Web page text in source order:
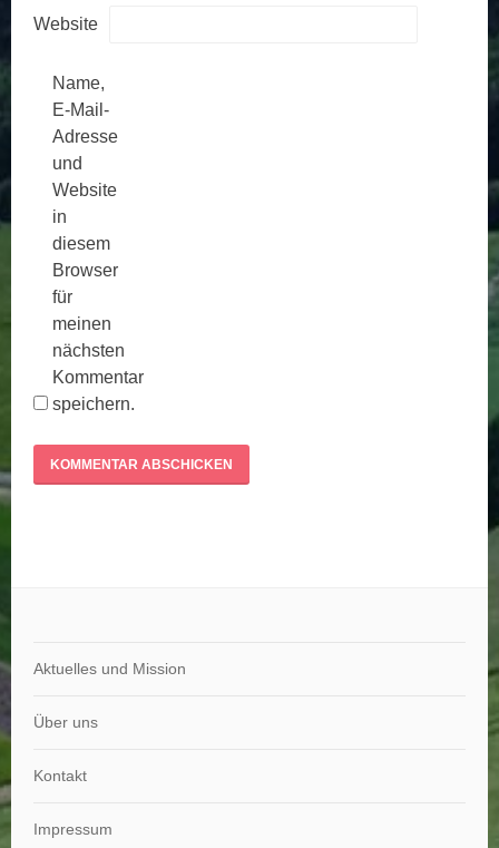
Website
Name,
E-Mail-
Adresse
und
Website
in
diesem
Browser
für
meinen
nächsten
Kommentar
speichern.
Aktuelles und Mission
Über uns
Kontakt
Impressum